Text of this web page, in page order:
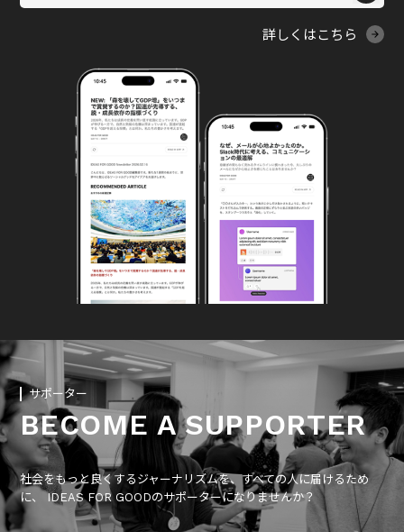
詳しくはこちら
サポーター
BECOME A SUPPORTER
社会をもっと良くするジャーナリズムを、すべての人に届けるため
に、 IDEAS FOR GOODのサポーターになりませんか？